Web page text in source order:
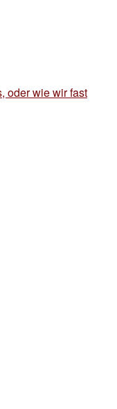
oder wie wir fast